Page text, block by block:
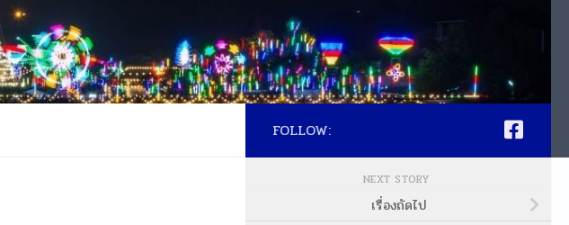
FOLLOW:
NEXT STORY
เรื่องถัดไป